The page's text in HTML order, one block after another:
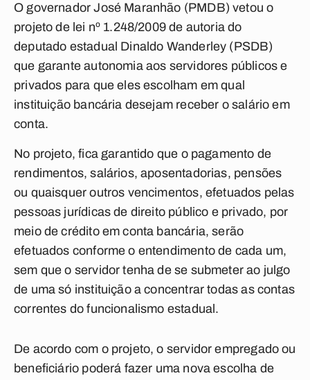
O governador José Maranhão (PMDB) vetou o
projeto de lei nº 1.248/2009 de autoria do
deputado estadual Dinaldo Wanderley (PSDB)
que garante autonomia aos servidores públicos e
privados para que eles escolham em qual
instituição bancária desejam receber o salário em
conta.
No projeto, fica garantido que o pagamento de
rendimentos, salários, aposentadorias, pensões
ou quaisquer outros vencimentos, efetuados pelas
pessoas jurídicas de direito público e privado, por
meio de crédito em conta bancária, serão
efetuados conforme o entendimento de cada um,
sem que o servidor tenha de se submeter ao julgo
de uma só instituição a concentrar todas as contas
correntes do funcionalismo estadual.
De acordo com o projeto, o servidor empregado ou
beneficiário poderá fazer uma nova escolha de